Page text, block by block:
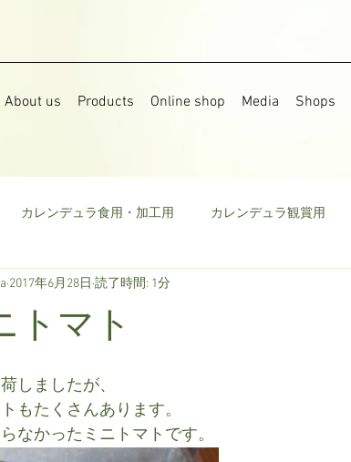
About us Products Online shop Media Shops
カレンデュラ食用・加工用 カレンデュラ観賞用
果樹 食用菜の花
トマト
2017年6月28日 読了時間: 1分
しましたが、
もたくさんあります。
なかったミニトマトです。